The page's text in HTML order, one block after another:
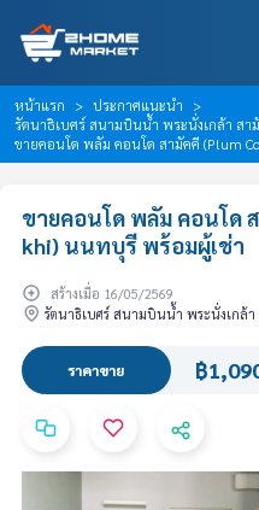
หน้าแรก
ประกาศแนะนำ
รัตนาธิเบศร์ สนามบินน้ำ พระนั่งเกล้า สา
ขายคอนโด พลัม คอนโด สามัคคี (Plum
ขายคอนโด พลัม คอนโด
khi) นนทบุรี พร้อมผู้เช่า
สร้างเมื่อ 16/05/2569
รัตนาธิเบศร์ สนามบินน้ำ พระนั่งเกล้า
ราคาขาย ฿